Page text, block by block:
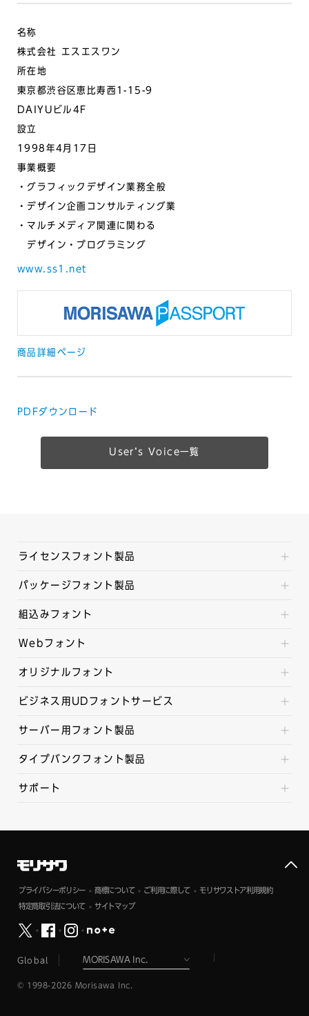
名称
株式会社 エスエスワン
所在地
東京都渋谷区恵比寿西1-15-9
DAIYUビル4F
設立
1998年4月17日
事業概要
・グラフィックデザイン業務全般
・デザイン企画コンサルティング業
・マルチメディア関連に関わる
デザイン・プログラミング
www.ss1.net
商品詳細ページ
PDFダウンロード
Userʼs Voice一覧
ライセンスフォント製品
パッケージフォント製品
組込みフォント
Webフォント
オリジナルフォント
ビジネス用UDフォントサービス
サーバー用フォント製品
タイプバンクフォント製品
サポート
プライバシーポリシー 商標について ご利用に際して モリサワストア利用規約
特定商取引法について サイトマップ
Global
© 1998-2026 Morisawa Inc.